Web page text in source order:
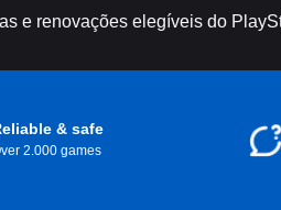
e renovações elegíveis do
& safe
2.000 games